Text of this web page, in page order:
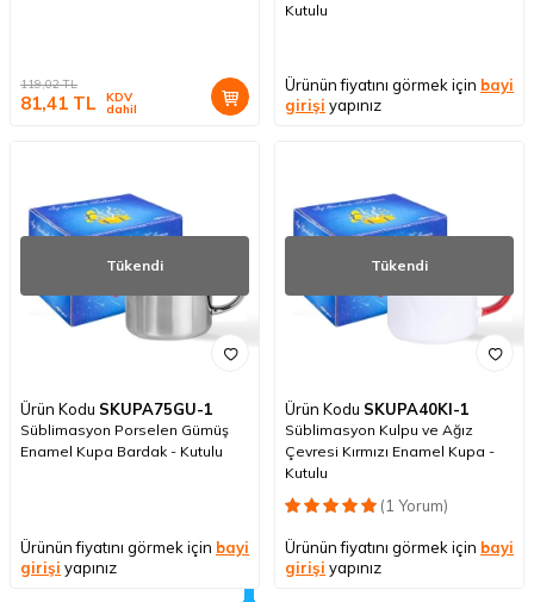
119,02TL
81,41 TL KDV
dahil
Kutulu
Ürünün fiyatını görmek için bayi
girişi yapınız
Tükendi
Ürün Kodu SKUPA75GU-1
Süblimasyon Porselen Gümüş
Enamel Kupa Bardak - Kutulu
Ürünün fiyatını görmek için bayi
girişi yapınız
Tükendi
Ürün Kodu SKUPA40KI-1
Süblimasyon Kulpu ve Ağız
Çevresi Kırmızı Enamel Kupa -
Kutulu
(1 Yorum)
Ürünün fiyatını görmek için bayi
girişi yapınız